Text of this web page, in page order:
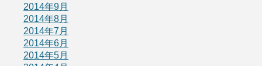
2014年9月
2014年8月
2014年7月
2014年6月
2014年5月